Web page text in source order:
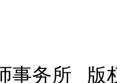
事务所 版